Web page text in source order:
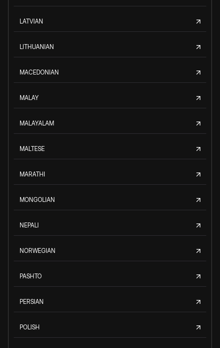
LATVIAN
LITHUANIAN
MACEDONIAN
MALAY
MALAYALAM
MALTESE
MARATHI
MONGOLIAN
NEPALI
NORWEGIAN
PASHTO
PERSIAN
POLISH